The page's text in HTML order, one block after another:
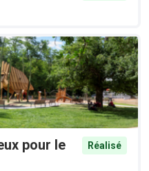
pour le
Réalisé